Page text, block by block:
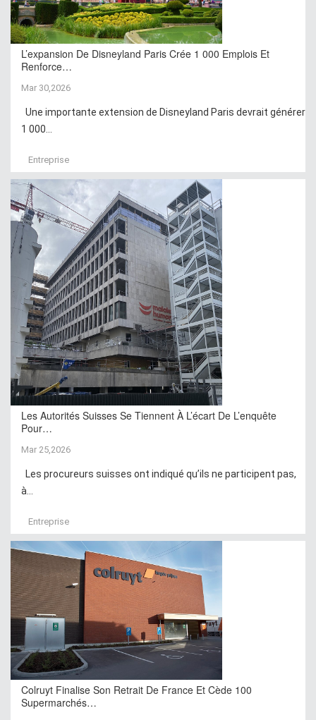
L’expansion De Disneyland Paris Crée 1 000 Emplois Et
Renforce…
Mar 30,2026
Une importante extension de Disneyland Paris devrait générer
1 000...
Entreprise
Les Autorités Suisses Se Tiennent À L’écart De L’enquête
Pour…
Mar 25,2026
Les procureurs suisses ont indiqué qu’ils ne participent pas,
à...
Entreprise
Colruyt Finalise Son Retrait De France Et Cède 100
Supermarchés…